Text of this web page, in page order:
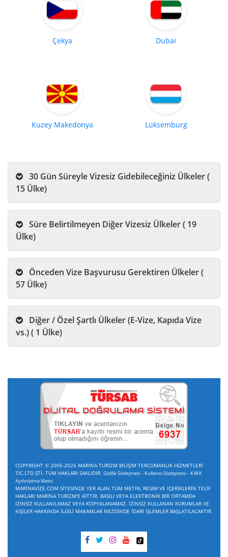
Çekya Dubai
Kuzey Makedonya Lüksemburg
15 Ülke)
Ülke)
57 Ülke)
vs.) ( 1 Ülke)
COPYRİGHT © 2005-2026 MARİNA TURİZM BİLİŞİM TERCÜMANLIK HİZMETLERİ
TİC.LTD.ŞTİ. TÜM HAKLARI SAKLIDIR. Gizlilik Sözleşmesi - Kullanıcı Sözleşmesi - KVKK
Aydınlatma Metni
MARİNAVİZE.COM SİTESİNDE YER ALAN TÜM METİN, RESİM VE İÇERİKLERİN TELİF
HAKLARI MARİNA TURİZM'E AİTTİR. BASILI VEYA ELEKTRONİK BİR ORTAMDA
İZİNSİZ KULLANILAMAZ VEYA KOPYALANAMAZ. İZİNSİZ KULLANAN KURUMLAR VE
KİŞİLER HAKKINDA İLGİLİ MAKAMLAR NEZDİNDE İDARİ İŞLEMLER BAŞLATILACAKTIR.